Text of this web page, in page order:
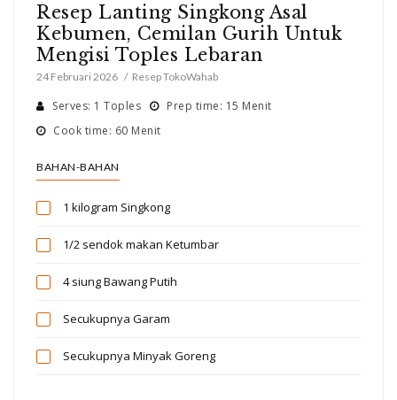
Resep Lanting Singkong Asal
Kebumen, Cemilan Gurih Untuk
Mengisi Toples Lebaran
24 Februari 2026 Resep TokoWahab
Serves: 1 Toples
Prep time: 15 Menit
Cook time: 60 Menit
BAHAN-BAHAN
1 kilogram Singkong
1/2 sendok makan Ketumbar
4 siungBawang Putih
Secukupnya Garam
Secukupnya Minyak Goreng